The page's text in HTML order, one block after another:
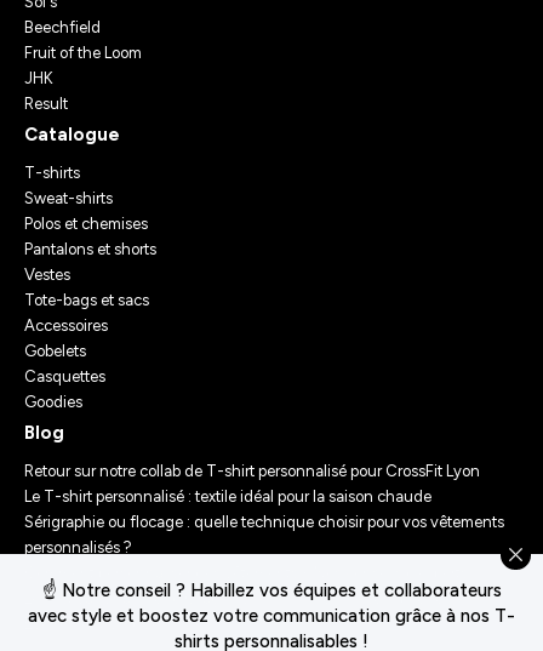
☝️ Notre conseil ? Habillez vos équipes et collaborateurs
avec style et boostez votre communication grâce à nos T-
shirts personnalisables !
Beechfield
Fruit of the Loom
JHK
Result
Catalogue
T-shirts
Sweat-shirts
Polos et chemises
Pantalons et shorts
Vestes
Tote-bags et sacs
Accessoires
Gobelets
Casquettes
Goodies
Blog
Retour sur notre collab de T-shirt personnalisé pour CrossFit Lyon
Le T-shirt personnalisé : textile idéal pour la saison chaude
Sérigraphie ou flocage : quelle technique choisir pour vos vêtements
personnalisés ?
Le Festival Chasseur d’Orage : Un Merch Sur-Mesure pour un
Événement Unique